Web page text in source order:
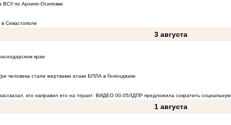
ВСУ по Архипо-Осиповке
Севастополе
3 августа
крае
человека стали жертвами атаки БПЛА в Геленджике
кто направил его на теракт ВИДЕО 00:05ЛДПР предложила сократить
1 августа